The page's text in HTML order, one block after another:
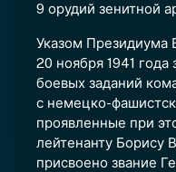
9 орудий зенитной
Указом Президиума
20 ноября 1941
боевых заданий
с немецко-
проявленные при
лейтенанту Борису
присвоено звание